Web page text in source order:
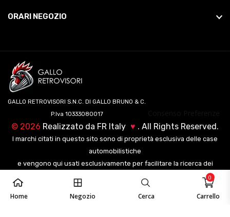
Home Negozio Cerca Carrello
0
ORARI NEGOZIO
GALLO RETROVISORI S.N.C. DI GALLO BRUNO & C.
P.Iva 10333080017
© 2026 Realizzato da FR Italy ♥ . All Rights Reserved.
I marchi citati in questo sito sono di proprietà esclusiva delle case
automobilistiche
e vengono qui usati esclusivamente per facilitare la ricerca dei